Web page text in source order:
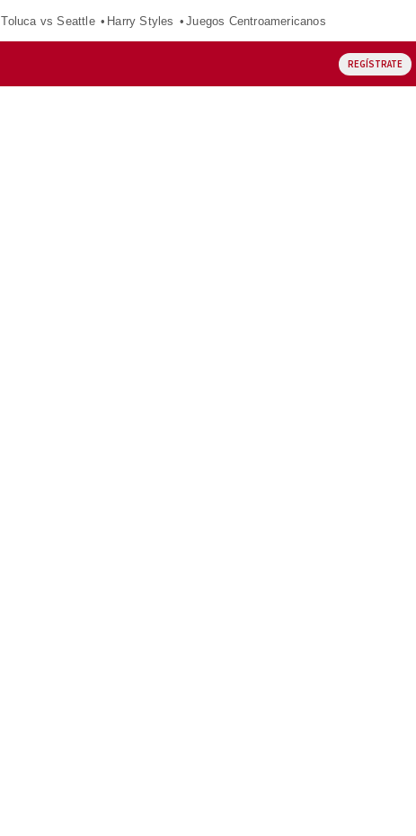
Toluca vs Seattle Harry Styles Juegos Centroamericanos
REGÍSTRATE